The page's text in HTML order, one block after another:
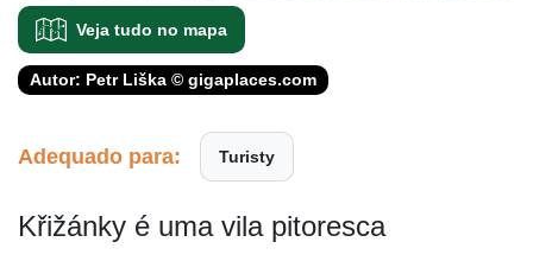
Veja tudo no mapa
Autor: Petr Liška © gigaplaces.com
Adequado para: Turisty
Křižánky é uma vila pitoresca